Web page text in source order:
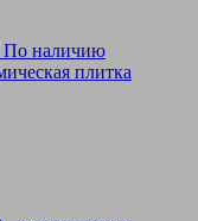
По наличию